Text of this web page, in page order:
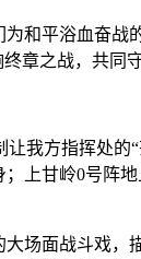
和平浴血奋战
章之战，共同
我方指挥处的“
上甘岭0号阵地
场面战斗戏，